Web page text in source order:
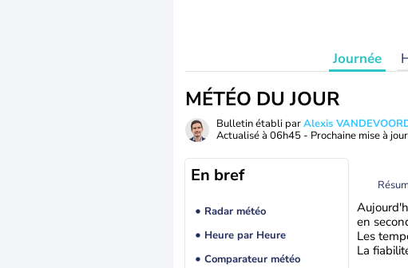
Journée
MÉTÉO DU JOUR
Bulletin établi parAlexis
Actualisé à 06h45 - Prochaine mise à
En bref
Radar météo
Heure par Heure
Comparateur météo
en
Les
La